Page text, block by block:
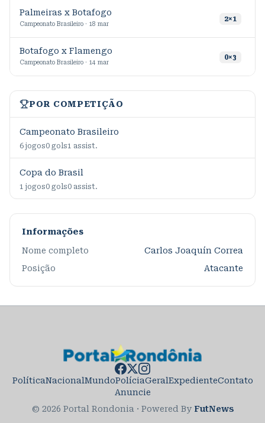
Palmeiras x Botafogo
Campeonato Brasileiro · 18 mar
2×1
Botafogo x Flamengo
Campeonato Brasileiro · 14 mar
0×3
POR COMPETIÇÃO
Campeonato Brasileiro
6 jogos0 gols1 assist.
Copa do Brasil
1 jogos0 gols0 assist.
Informações
Nome completo
Carlos Joaquín Correa
Posição
Atacante
PolíticaNacionalMundoPolíciaGeralExpedienteContato
Anuncie
© 2026 Portal Rondonia · Powered By FutNews